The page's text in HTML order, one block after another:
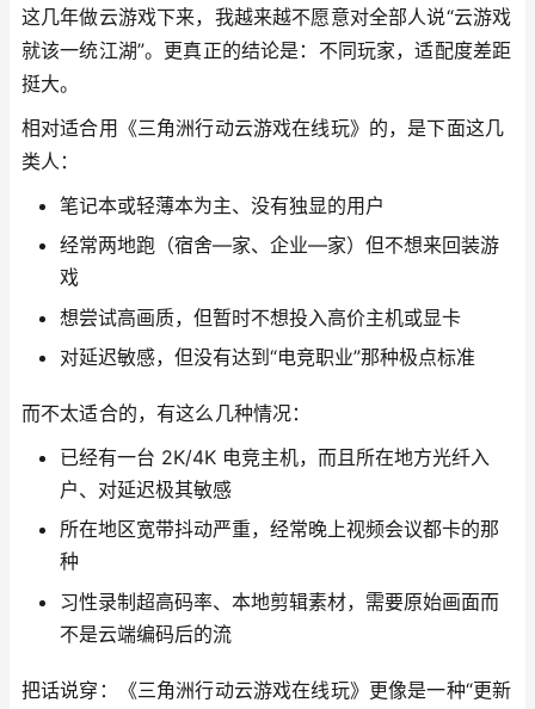
这几年做云游戏下来，我越来越不愿意对全部人说“云游戏
就该一统江湖”。更真正的结论是：不同玩家，适配度差距
挺大。
相对适合用《三角洲行动云游戏在线玩》的，是下面这几
类人：
笔记本或轻薄本为主、没有独显的用户
经常两地跑（宿舍—家、企业—家）但不想来回装游
戏
想尝试高画质，但暂时不想投入高价主机或显卡
对延迟敏感，但没有达到“电竞职业”那种极点标准
而不太适合的，有这么几种情况：
已经有一台 2K/4K 电竞主机，而且所在地方光纤入
户、对延迟极其敏感
所在地区宽带抖动严重，经常晚上视频会议都卡的那
种
习性录制超高码率、本地剪辑素材，需要原始画面而
不是云端编码后的流
把话说穿：《三角洲行动云游戏在线玩》更像是一种“更新